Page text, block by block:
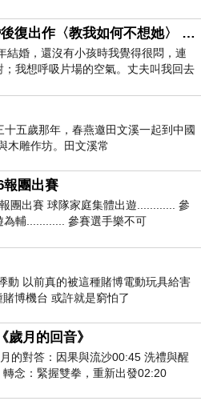
餐不必
AI葛蘭婚後復出作〈教我如何不想她〉 #戀上老電影 #葛蘭 #粟子
結婚，還沒有小孩時我覺得很悶，連
；我想呼吸片場的空氣。丈夫叫我回去
了〈教我如何不想她〉（1963
五歲那年，春燕邀田文溪一起到中國
木雕作坊。田文溪常
報團出賽
團出賽 球隊家庭集體出遊............ 參
為輔............ 參賽選手樂不可
前旅遊
動 以前真的被這種賭博電動玩具給害
博機台 或許就是窮怕了
歲月的回音》
的對答：因果與流沙00:45​ 洗禮與醒
念：緊握雙拳，重新出發02:20